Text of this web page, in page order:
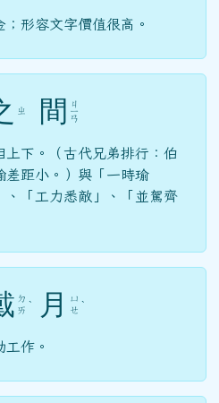
形容文字價值很高。
ㄓ 間 ㄐ
ㄧ
ㄢ
上下。（古代兄弟排行：伯
差距小。）與「一時瑜
、「工力悉敵」、「並駕齊
ㄉ
ㄞ ˋ 月
ㄩ
ㄝ ˋ
作。